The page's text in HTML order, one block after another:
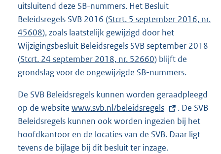
uitsluitend deze SB-nummers. Het Besluit
Beleidsregels SVB 2016 (Stcrt. 5 september 2016, nr.
45608), zoals laatstelijk gewijzigd door het
Wijzigingsbesluit Beleidsregels SVB september 2018
(Stcrt. 24 september 2018, nr. 52660) blijft de
grondslag voor de ongewijzigde SB-nummers.
De SVB Beleidsregels kunnen worden geraadpleegd
op de website E
x
t
e
www.svb.nl/beleidsregels
. De SVB
Beleidsregels kunnen ook worden ingezien bij het
hoofdkantoor en de locaties van de SVB. Daar ligt
tevens de bijlage bij dit besluit ter inzage.